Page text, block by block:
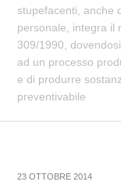
stupefacenti, anche
personale, integra il
309/1990,
ad un processo
e di produrre
preventivabile
23 OTTOBRE 2014